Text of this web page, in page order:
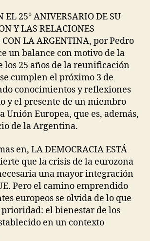
25° ANIVERSARIO DE SU
Y LAS RELACIONES
CON LA ARGENTINA, por Pedro
un balance con motivo de la
los 25 años de la reunificación
cumplen el próximo 3 de
conocimientos y reflexiones
y el presente de un miembro
Unión Europea, que es, además,
de la Argentina.
en, LA DEMOCRACIA ESTÁ
que la crisis de la eurozona
una mayor integración
Pero el camino emprendido
europeos se olvida de lo que
prioridad: el bienestar de los
en un contexto